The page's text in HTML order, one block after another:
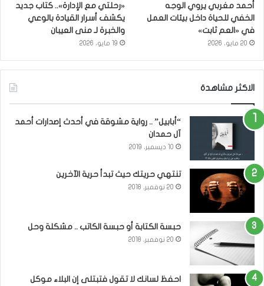
أحمد مغربي يروي الوجه
الخفي للحياة داخل بيئات العمل
في «العم ثابت»
20 مايو، 2026
«رحلتي مع الإدارة».. كتاب جديد
يكشف أسرار القيادة بالوعي
والخبرة لـ منى العيبان
19 مايو، 2026
الاكثر مشاهدة
“أبابيل” .. رواية مشوقة في أحدث إصدارات أحمد
آل حمدان
10 ديسمبر، 2019
تنتهي حريتك حيث تبدأ حرية الآخرين
20 نوفمبر، 2018
حبسة الكتابة أو حبسة الكاتب .. مشكلة وحل
20 نوفمبر، 2018
احفظ لسانك لا تقول فتبتلى إن البلاء موكل